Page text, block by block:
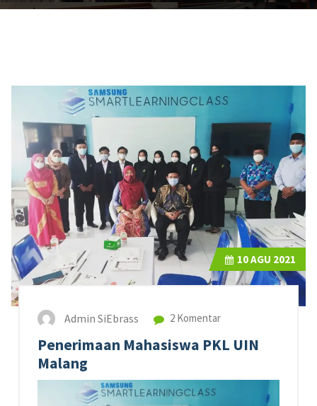
10AGU 2021
Admin SiEbrass 2 Komentar
Penerimaan Mahasiswa PKL UIN
Malang